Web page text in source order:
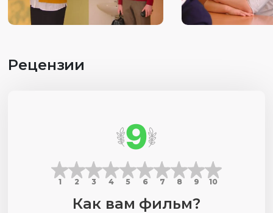
Рецензии
9
1 2 3 4 5 6 7 8 9 10
Как вам фильм?